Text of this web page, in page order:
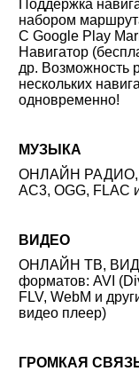
Поддержка
набором
С Google Play
Навигатор
др. Возможность
нескольких
одновременно!
МУЗЫКА
ОНЛАЙН РАДИО,
AC3, OGG, FLAC
ВИДЕО
ОНЛАЙН ТВ,
форматов: AVI
FLV, WebM и
видео плеер)
ГРОМКАЯ СВЯЗЬ